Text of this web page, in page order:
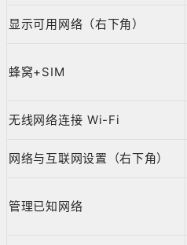
显示可用网络（右下角）
蜂窝+SIM
无线网络连接 Wi-Fi
网络与互联网设置（右下角）
管理已知网络